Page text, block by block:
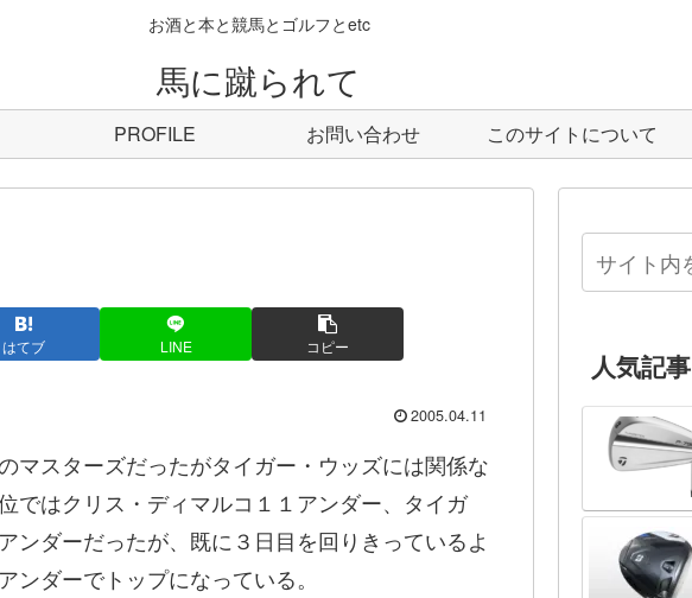
お酒と本と競馬とゴルフとetc
馬に蹴られて
PROFILE お問い合わせ このサイトについて
はてブ LINE コピー
2005.04.11
マスターズだったがタイガー・ウッズには関係な
ではクリス・ディマルコ１１アンダー、タイガ
ンダーだったが、既に３日目を回りきっているよ
ダーでトップになっている。
人気記事